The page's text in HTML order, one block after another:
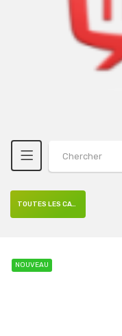
TOUTES LES CATÉGORIES
NOUVEAU